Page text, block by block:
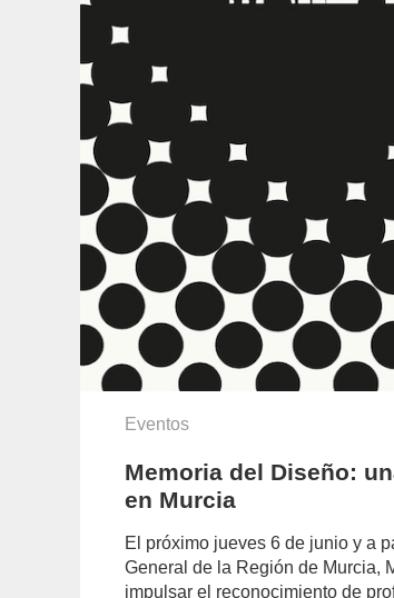
Eventos
Memoria del Diseño:
en Murcia
El próximo jueves 6 de junio y a
General de la Región de Murcia,
impulsar el reconocimiento de